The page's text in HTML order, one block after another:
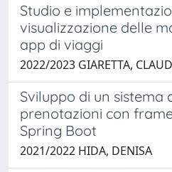
Studio e
visualizzazione delle
app di viaggi
2022/2023 GIARETTA,
Sviluppo di un sistema
prenotazioni con
Spring Boot
2021/2022 HIDA, DENISA